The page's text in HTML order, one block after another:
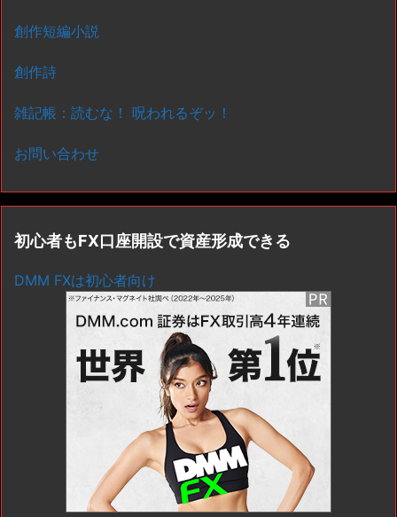
創作短編小説
創作詩
雑記帳：読むな！ 呪われるぞッ！
お問い合わせ
初心者もFX口座開設で資産形成できる
DMM FXは初心者向け